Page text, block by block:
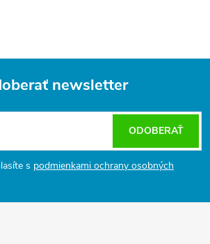
newsletter
s podmienkami ochrany osobných
ODOBERAŤ